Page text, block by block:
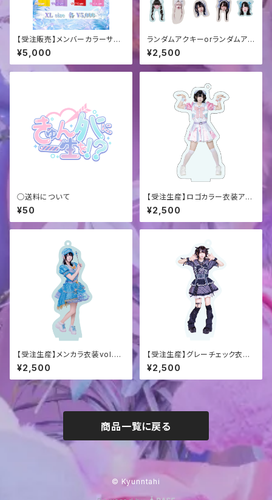
【受注販売】メンバーカラーサマ
ーTシャツ
¥5,000
ランダムアクキーorランダムアン
ブレラマーカー
¥2,500
○送料について
¥50
【受注生産】ロゴカラー衣装アク
スタキーホルダー
¥2,500
【受注生産】メンカラ衣装vol.2
アクスタキーホルダー
¥2,500
【受注生産】グレーチェック衣装
アクスタキーホルダー
¥2,500
商品一覧に戻る
© Kyunntahi